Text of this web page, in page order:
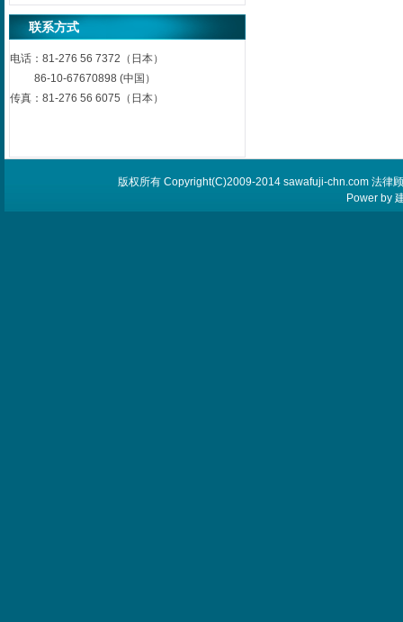
联系方式
电话： 81-276 56 7372（日本）
86-10-67670898 (中国）
传真： 81-276 56 6075（日本）
版权所有 Copyright(C)2009-2014 sawafuji-chn.com 法律
Power by